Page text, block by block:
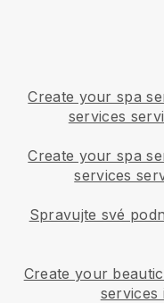
Create your spa
services
Create your spa
services
Spravujte své
Create your
services